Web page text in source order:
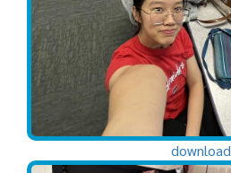
download